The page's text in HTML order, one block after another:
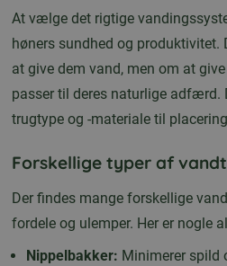
At vælge det rigtige
høners sundhed og produktivitet.
at give dem vand, men om at
passer til deres naturlige adfærd.
trugtype og -materiale til
Forskellige typer af
Der findes mange forskellige
fordele og ulemper. Her er nogle
Nippelbakker: Minimerer spild